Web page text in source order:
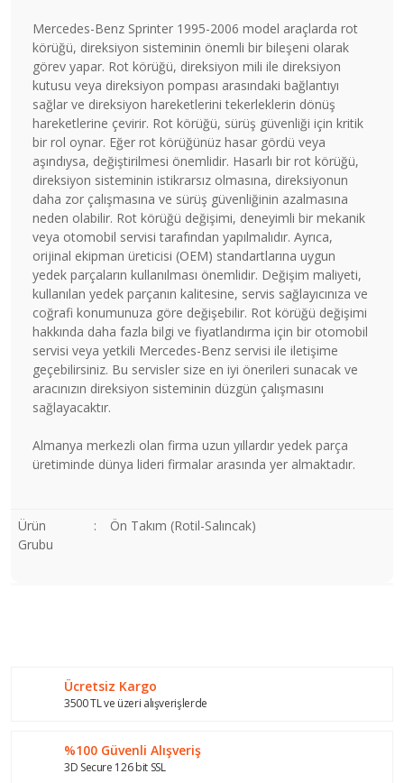
Mercedes-Benz Sprinter 1995-2006 model araçlarda rot
körüğü, direksiyon sisteminin önemli bir bileşeni olarak
görev yapar. Rot körüğü, direksiyon mili ile direksiyon
kutusu veya direksiyon pompası arasındaki bağlantıyı
sağlar ve direksiyon hareketlerini tekerleklerin dönüş
hareketlerine çevirir. Rot körüğü, sürüş güvenliği için kritik
bir rol oynar. Eğer rot körüğünüz hasar gördü veya
aşındıysa, değiştirilmesi önemlidir. Hasarlı bir rot körüğü,
direksiyon sisteminin istikrarsız olmasına, direksiyonun
daha zor çalışmasına ve sürüş güvenliğinin azalmasına
neden olabilir. Rot körüğü değişimi, deneyimli bir mekanik
veya otomobil servisi tarafından yapılmalıdır. Ayrıca,
orijinal ekipman üreticisi (OEM) standartlarına uygun
yedek parçaların kullanılması önemlidir. Değişim maliyeti,
kullanılan yedek parçanın kalitesine, servis sağlayıcınıza ve
coğrafi konumunuza göre değişebilir. Rot körüğü değişimi
hakkında daha fazla bilgi ve fiyatlandırma için bir otomobil
servisi veya yetkili Mercedes-Benz servisi ile iletişime
geçebilirsiniz. Bu servisler size en iyi önerileri sunacak ve
aracınızın direksiyon sisteminin düzgün çalışmasını
sağlayacaktır.
Almanya merkezli olan firma uzun yıllardır yedek parça
üretiminde dünya lideri firmalar arasında yer almaktadır.
Ürün
Grubu
: Ön Takım (Rotil-Salıncak)
Ürün resmi kalitesiz, bozuk veya görüntülenemiyor.
Ürün bilgilerinde hatalar bulunuyor.
Ücretsiz Kargo
3500 TL ve üzeri alışverişlerde
%100 Güvenli Alışveriş
3D Secure 126 bit SSL